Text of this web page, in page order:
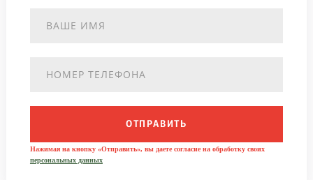
ОТПРАВИТЬ
Нажимая на кнопку «Отправить», вы даете согласие на обработку своих
персональных данных